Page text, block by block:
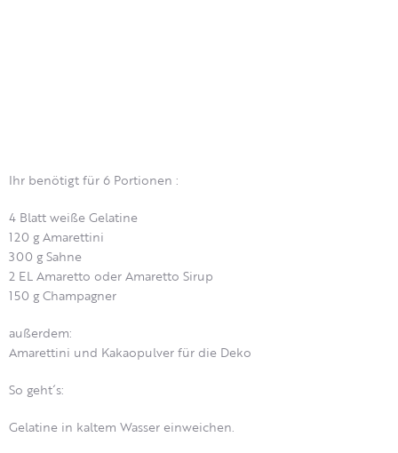
Ihr benötigt für 6 Portionen :
4 Blatt weiße Gelatine
120 g Amarettini
300 g Sahne
2 EL Amaretto oder Amaretto Sirup
150 g Champagner
außerdem:
Amarettini und Kakaopulver für die Deko
So geht´s:
Gelatine in kaltem Wasser einweichen.